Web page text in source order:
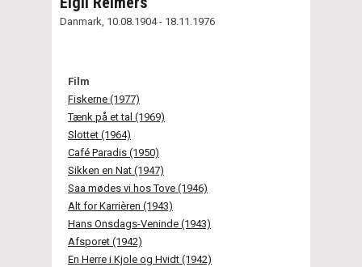
Danmark, 10.08.1904 - 18.11.1976
Film
Fiskerne (1977)
Tænk på et tal (1969)
Slottet (1964)
Café Paradis (1950)
Sikken en Nat (1947)
Saa mødes vi hos Tove (1946)
Alt for Karrièren (1943)
Hans Onsdags-Veninde (1943)
Afsporet (1942)
En Herre i Kjole og Hvidt (1942)